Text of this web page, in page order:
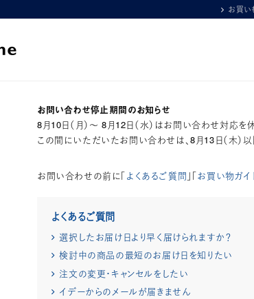
お買い
お問い合わせ停止期間のお知らせ
8月10日（月）～ 8月12日（水）はお問い合わせ対応を
この間にいただいたお問い合わせは、8月13日（木）
お問い合わせの前に「よくあるご質問 」「お買い物ガイ
よくあるご質問
選択したお届け日より早く届けられますか？
検討中の商品の最短のお届け日を知りたい
注文の変更・キャンセルをしたい
イデーからのメールが届きません